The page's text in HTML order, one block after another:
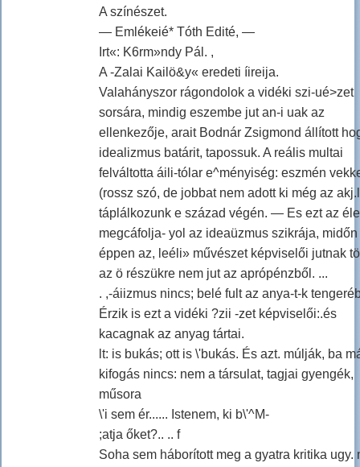
A színészet.
— Emlékeié* Tóth Edité, —
Irt«: K6rm»ndy Pál. ,
A -Zalai Kailö&y« eredeti íireija.
Valahányszor rágondolok a vidéki szi-ué>zet
sorsára, mindig eszembe jut an-i uak az
ellenkezője, arait Bodnár Zsigmond állított
idealizmus batárit, tapossuk. A reális multai
felváltotta áili-tólar e^ményiség: eszmén
(rossz szó, de jobbat nem adott ki még az
táplálkozunk e század végén. — Es ezt az
megcáfolja- yol az ideaüzmus szikrája, midőn
éppen az, leéli» művészet képviselői jutnak
az ö részükre nem jut az aprópénzből. ...
. ,-áiizmus nincs; belé fult az anya-t-k
Érzik is ezt a vidéki ?zii -zet képviselői:.és
kacagnak az anyag tártai.
lt: is bukás; ott is \'bukás. És azt. múlják, ba
kifogás nincs: nem a társulat, tagjai gyengék,
műsora
\'i sem ér...... Istenem, ki b\'^M-
;atja őket?.. .. f
Soha sem háborított meg a gyatra kritika ugy.